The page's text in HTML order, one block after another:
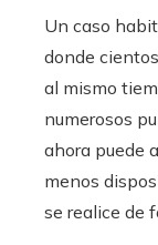
Un caso
donde
al mismo
numerosos
ahora puede
menos
se realice de